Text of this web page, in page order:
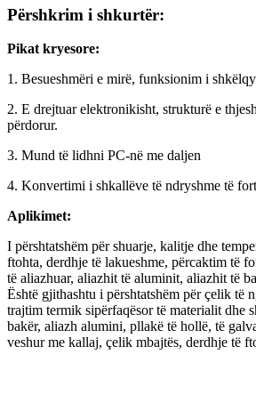
Përshkrim i shkurtër:
Pikat kryesore:
1. Besueshmëri e mirë, funksionim i
2. E drejtuar elektronikisht, strukturë e
përdorur.
3. Mund të lidhni PC-në me daljen
4. Konvertimi i shkallëve të ndryshme të
Aplikimet:
I përshtatshëm për shuarje, kalitje dhe
ftohta, derdhje të lakueshme, përcaktim të
të aliazhuar, aliazhit të aluminit, aliazhit të
Është gjithashtu i përshtatshëm për çelik të
trajtim termik sipërfaqësor të materialit dhe
bakër, aliazh alumini, pllakë të hollë, të
veshur me kallaj, çelik mbajtës, derdhje të